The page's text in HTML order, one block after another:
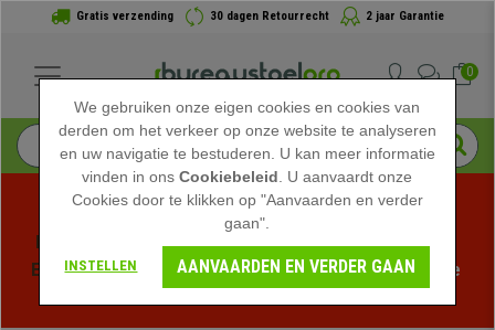
Gratis verzending 30 dagen Retourrecht 2 jaar Garantie
0
Profiteer van de Zomeruitverkoop bij bureaustoelpro!
Exclusieve kortingen voor een beperkte tijd - Bekijk de
We gebruiken onze eigen cookies en cookies van
derden om het verkeer op onze website te analyseren
en uw navigatie te bestuderen. U kan meer informatie
vinden in onsCookiebeleid . U aanvaardt onze
Cookies door te klikken op "Aanvaarden en verder
gaan".
INSTELLEN AANVAARDEN EN VERDER GAAN